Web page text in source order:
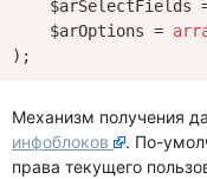
$arSelectFields
    $arOptions =
Механизм получения
инфоблоков
. По-
права текущего